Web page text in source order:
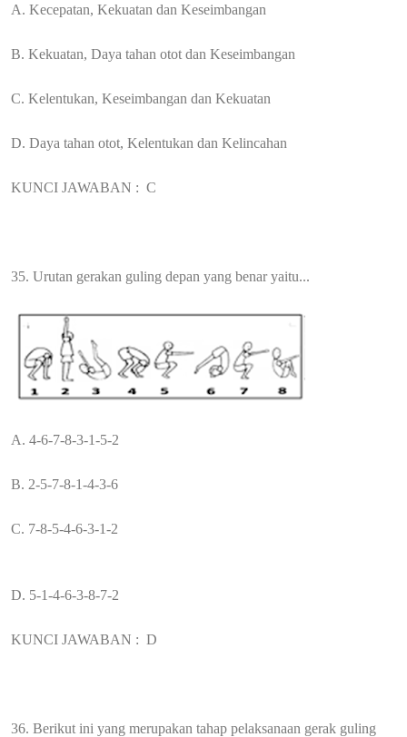
A. Kecepatan, Kekuatan dan Keseimbangan
B. Kekuatan, Daya tahan otot dan Keseimbangan
C. Kelentukan, Keseimbangan dan Kekuatan
D. Daya tahan otot, Kelentukan dan Kelincahan
KUNCI JAWABAN : C
35. Urutan gerakan guling depan yang benar yaitu...
A. 4-6-7-8-3-1-5-2
B. 2-5-7-8-1-4-3-6
C. 7-8-5-4-6-3-1-2
D. 5-1-4-6-3-8-7-2
KUNCI JAWABAN : D
36. Berikut ini yang merupakan tahap pelaksanaan gerak guling